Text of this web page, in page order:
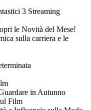
3 Streaming
le Novità del Mese!
sulla carriera e le
in Autunno
Film